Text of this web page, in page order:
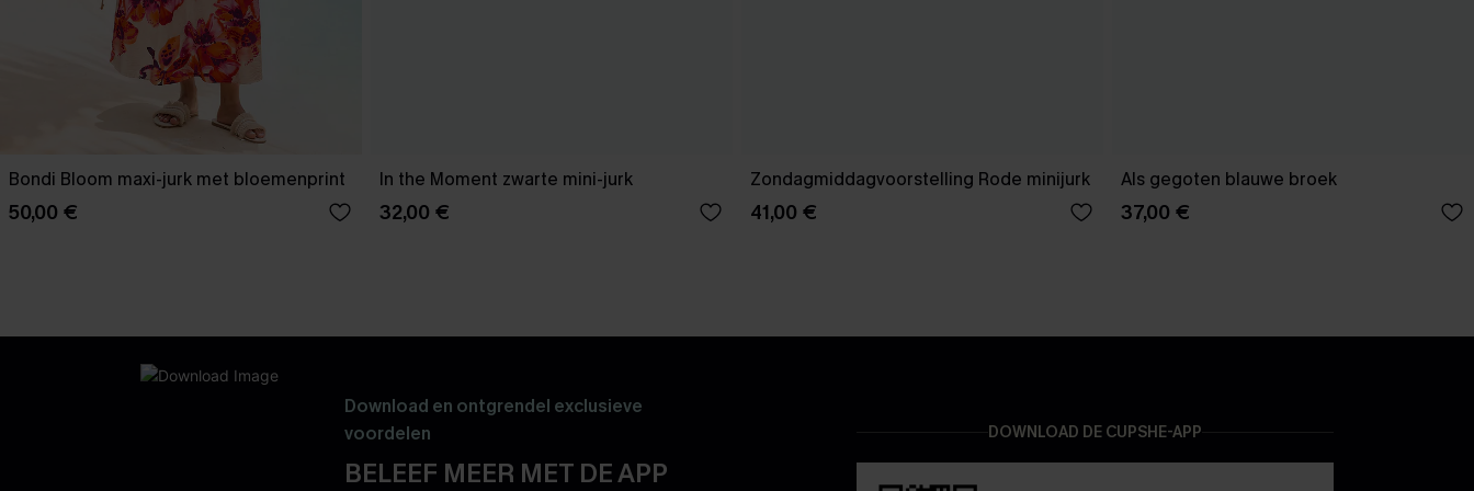
Bondi Bloom maxi-jurk met bloemenprint
50,00 €
In the Moment zwarte mini-jurk
32,00 €
Zondagmiddagvoorstelling Rode minijurk
41,00 €
Als gegoten blauwe broek
37,00 €
Download en ontgrendel exclusieve
voordelen
BELEEF MEER MET DE APP
DOWNLOAD DE CUPSHE-APP